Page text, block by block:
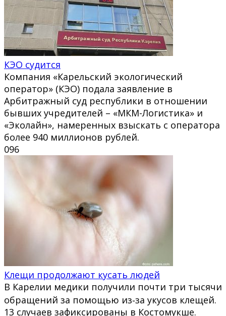
КЭО судится
Компания «Карельский экологический
оператор» (КЭО) подала заявление в
Арбитражный суд республики в отношении
бывших учредителей – «МКМ-Логистика» и
«Эколайн», намеренных взыскать с оператора
более 940 миллионов рублей.
096
Клещи продолжают кусать людей
В Карелии медики получили почти три тысячи
обращений за помощью из‑за укусов клещей.
13 случаев зафиксированы в Костомукше.